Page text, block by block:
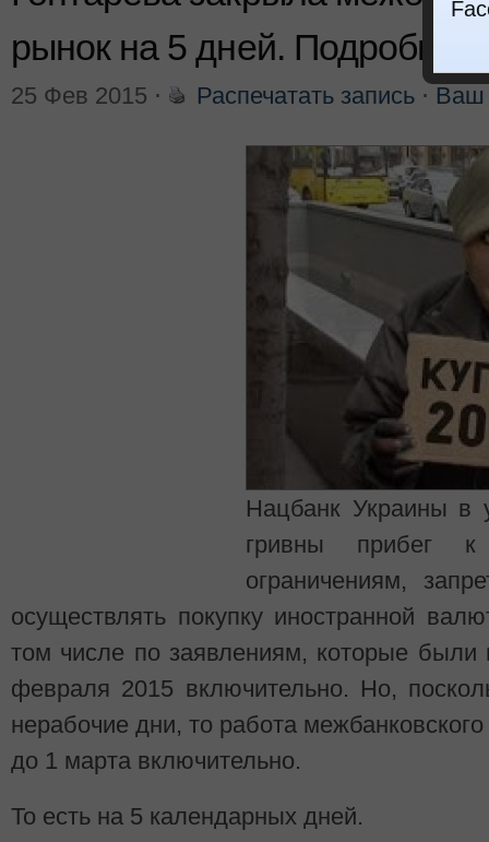
рынок на 5 дней.
25 Фев 2015 ⋅ Распечатать запись ⋅ Ваш
Нацбанк Украины в
гривны прибег к
ограничениям,
осуществлять покупку иностранной
том числе по заявлениям, которые
февраля 2015 включительно. Но,
нерабочие дни, то работа
до 1 марта включительно.
То есть на 5 календарных дней.